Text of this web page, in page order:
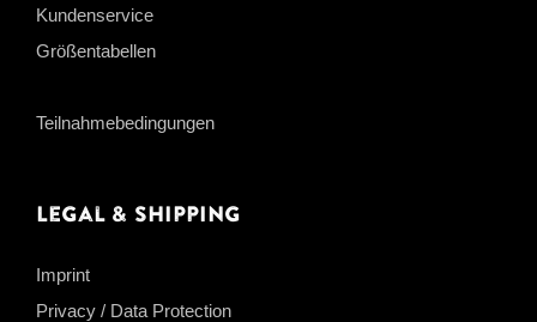
Kundenservice
Größentabellen
Teilnahmebedingungen
Legal & Shipping
Imprint
Privacy / Data Protection